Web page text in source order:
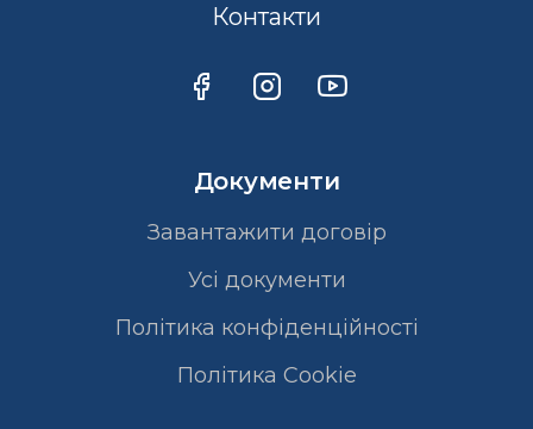
Контакти
Документи
Завантажити договір
Усі документи
Політика конфіденційності
Полiтика Cookie